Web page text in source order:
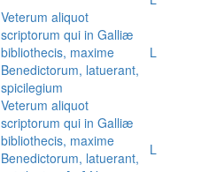
Veterum aliquot
scriptorum qui in Galliæ
bibliothecis, maxime
Benedictorum, latuerant,
spicilegium
L
Veterum aliquot
scriptorum qui in Galliæ
bibliothecis, maxime
Benedictorum, latuerant,
L